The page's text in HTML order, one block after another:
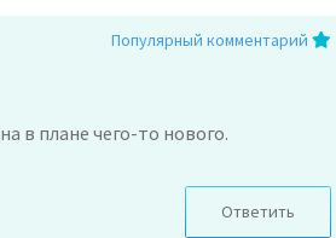
Популярный комментарий
в плане чего-то нового.
Ответить